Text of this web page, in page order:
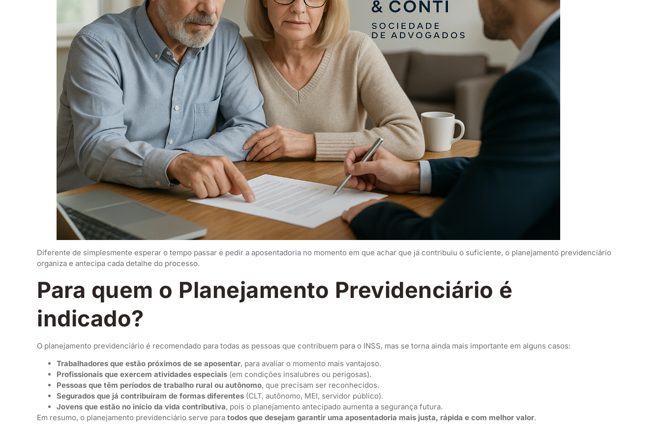
Diferente de simplesmente esperar o tempo passar e pedir a aposentadoria no momento em que achar que já contribuiu o suficiente, o planejamento previdenciário
organiza e antecipa cada detalhe do processo.
Para quem o Planejamento Previdenciário é
indicado?
O planejamento previdenciário é recomendado para todas as pessoas que contribuem para o INSS, mas se torna ainda mais importante em alguns casos:
Trabalhadores que estão próximos de se aposentar, para avaliar o momento mais vantajoso.
Profissionais que exercem atividades especiais (em condições insalubres ou perigosas).
Pessoas que têm períodos de trabalho rural ou autônomo, que precisam ser reconhecidos.
Segurados que já contribuíram de formas diferentes (CLT, autônomo, MEI, servidor público).
Jovens que estão no início da vida contributiva, pois o planejamento antecipado aumenta a segurança futura.
Em resumo, o planejamento previdenciário serve para todos que desejam garantir uma aposentadoria mais justa, rápida e com melhor valor.